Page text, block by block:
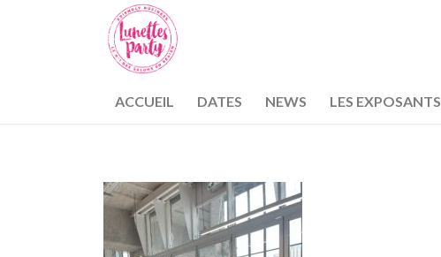
ACCUEIL DATES NEWS LES EXPOSANTS